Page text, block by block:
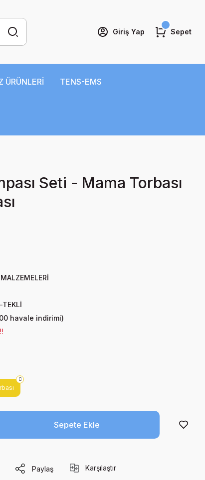
Giriş Yap Sepet
ÜRÜNLERİ TENS-EMS
Seti - Mama Torbası
havale indirimi)
Sepete Ekle
Paylaş Karşılaştır